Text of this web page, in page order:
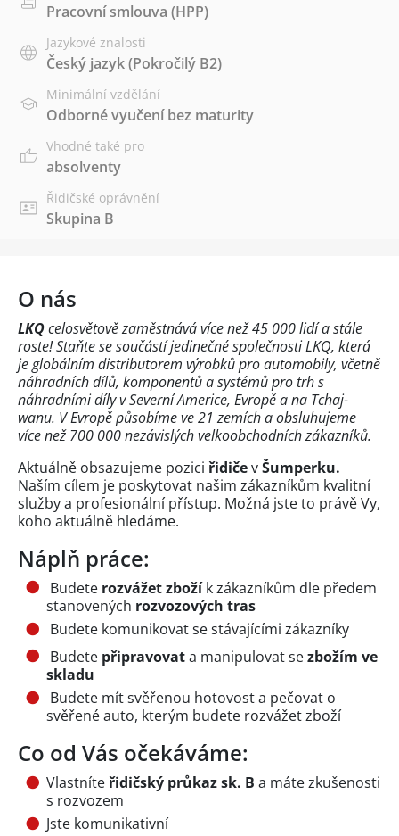
Pracovní smlouva (HPP)
Jazykové znalosti
Český jazyk(Pokročilý B2)
Minimální vzdělání
Odborné vyučení bez maturity
Vhodné také pro
absolventy
Řidičské oprávnění
Skupina B
O nás
LKQcelosvětově zaměstnává více než 45 000 lidí a stále
roste! Staňte se součástí jedinečné společnosti LKQ, která
je globálním distributorem výrobků pro automobily, včetně
náhradních dílů, komponentů a systémů pro trh s
náhradními díly v Severní Americe, Evropě a na Tchaj-
wanu. V Evropě působíme ve 21 zemích a obsluhujeme
více než 700 000 nezávislých velkoobchodních zákazníků.
Aktuálně obsazujeme pozici řidičevŠumperku.
Naším cílem je poskytovat našim zákazníkům kvalitní
služby a profesionální přístup. Možná jste to právě Vy,
koho aktuálně hledáme.
Náplň práce:
Budete rozvážet zbožík zákazníkům dle předem
stanovených rozvozových tras
Budete komunikovat se stávajícími zákazníky
Budete připravovata manipulovat sezbožím ve
skladu
Budete mít svěřenou hotovost a pečovat o
svěřené auto, kterým budete rozvážet zboží
Co od Vás očekáváme:
Vlastníteřidičský průkaz sk. B a máte zkušenosti
s rozvozem
Jste komunikativní